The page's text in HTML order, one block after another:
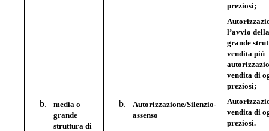
preziosi;
l’avvio
grande
vendita più
vendita di
preziosi;
vendita di
preziosi.
media o
grande
struttura di
Autorizzazione/Silenzio-
assenso